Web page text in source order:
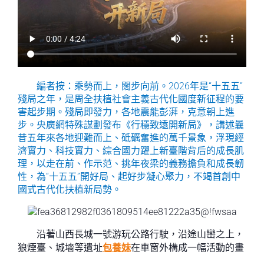
編者按：乘勢而上，闊步向前。2026年是“十五五”
殘局之年，是周全扶植社會主義古代化國度新征程的要
害起步期。殘局即發力，各地震能彭湃，克意朝上進
步。央廣網特殊謀劃發布《行穩致遠開新局》，講述曩
昔五年來各地迎難而上、砥礪奮進的萬千景象，浮現經
濟實力、科技實力、綜合國力躍上新臺階背后的成長肌
理，以走在前、作示范、挑年夜梁的義務擔負和成長韌
性，為“十五五”開好局、起好步凝心聚力，不竭首創中
國式古代化扶植新局勢。
沿著山西長城一號游玩公路行駛，沿途山巒之上，
狼煙臺、城墻等遺址包養妹在車窗外構成一幅活動的畫